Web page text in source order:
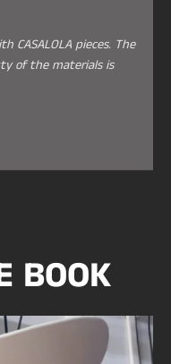
CASALOLA pieces. The
of the materials is
BOOK